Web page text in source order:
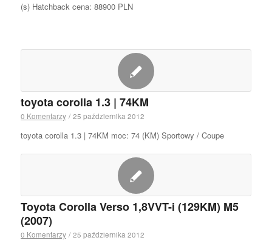
(s) Hatchback cena: 88900 PLN
toyota corolla 1.3 | 74KM
0 Komentarzy / 25 października 2012
toyota corolla 1.3 | 74KM moc: 74 (KM) Sportowy / Coupe
Toyota Corolla Verso 1,8VVT-i (129KM) M5
(2007)
0 Komentarzy / 25 października 2012